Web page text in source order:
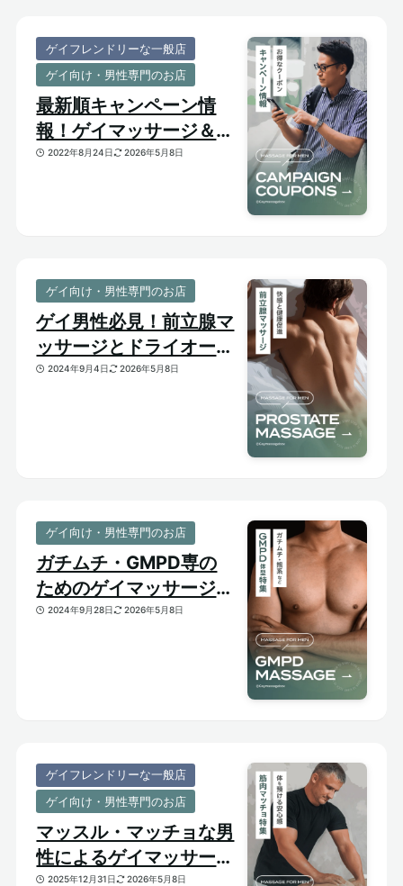
ゲイフレンドリーな一般店
ゲイ向け・男性専門のお店
最新順キャンペーン情
報！ゲイマッサージ＆メ
ンズ向けサロンのお得割
2022年8月24日 2026年5月8日
ゲイ向け・男性専門のお店
ゲイ男性必見！前立腺マ
ッサージとドライオーガ
ズム【はじめての前立腺
2024年9月4日 2026年5月8日
ゲイ向け・男性専門のお店
ガチムチ・GMPD専の
ためのゲイマッサージ
【太め・熊系のおすすめ
2024年9月28日 2026年5月8日
ゲイフレンドリーな一般店
ゲイ向け・男性専門のお店
マッスル・マッチョな男
性によるゲイマッサージ
2025年12月31日 2026年5月8日